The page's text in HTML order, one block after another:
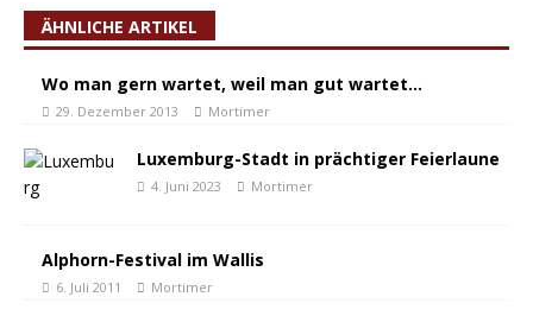
ÄHNLICHE ARTIKEL
Wo man gern wartet, weil man gut wartet…
29. Dezember 2013 Mortimer
Luxemburg-Stadt in prächtiger Feierlaune
4. Juni 2023 Mortimer
Alphorn-Festival im Wallis
6. Juli 2011 Mortimer